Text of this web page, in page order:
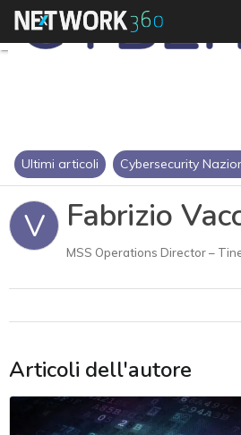
Ultimi articoli Cybersecurity
V Fabrizio
MSS Operations Director –
Articoli dell'autore